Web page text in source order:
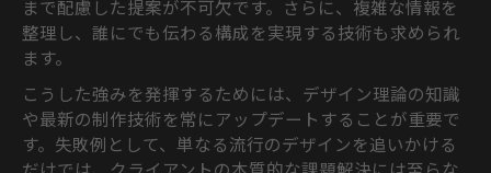
応用するか
クリエイティブな現場で生きるデザイン会
おしゃれなデザイン会社で働く意義を考察
おしゃれなデザイン会社で働く魅力とやり
がい
まで配慮した提案が不可欠です。さらに、複雑な情報を
整理し、誰にでも伝わる構成を実現する技術も求められ
ます。
こうした強みを発揮するためには、デザイン理論の知識
や最新の制作技術を常にアップデートすることが重要で
す。失敗例として、単なる流行のデザインを追いかける